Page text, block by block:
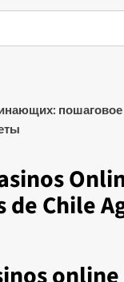
пошаговое
de Chile